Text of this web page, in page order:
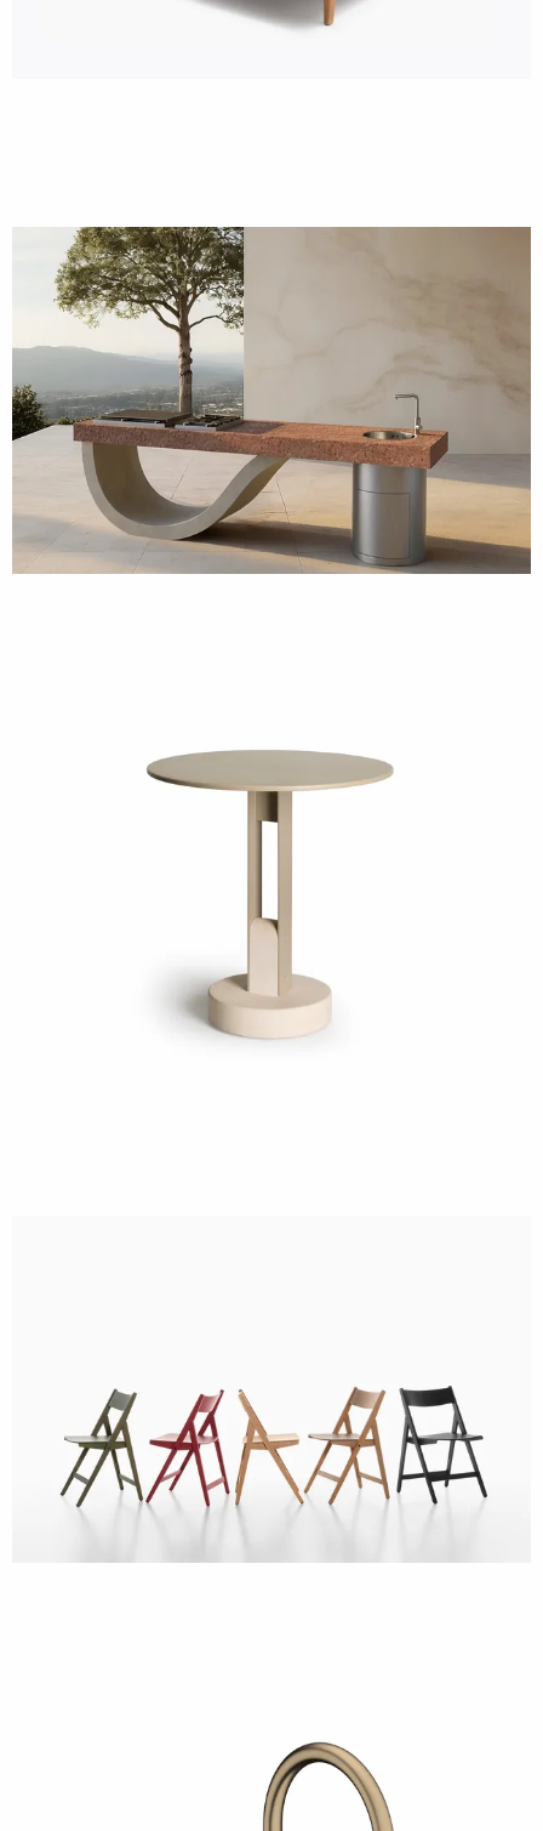
Pedrali
FIBRA fbr020/030
Cove outdoor küche